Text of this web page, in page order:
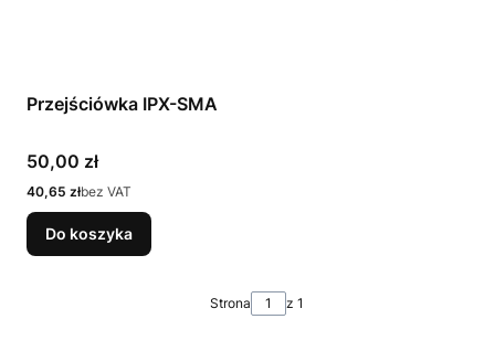
Przejściówka IPX-SMA
Cena
50,00 zł
Cena
40,65 złbez VAT
Do koszyka
Strona z 1